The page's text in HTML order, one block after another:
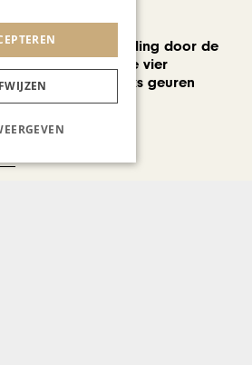
MODE & BEAUTY
Een geurwandeling door de
Stokstraat: onze vier
favoriete uniseks geuren
voor de zomer